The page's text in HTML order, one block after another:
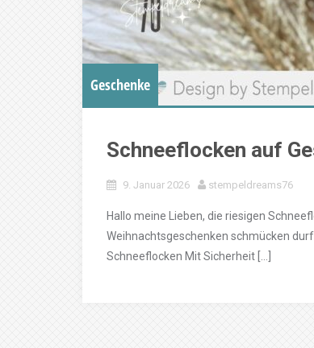
Geschenke
Schneeflocken auf
9. Januar 2026 stempeldreams76
Hallo meine Lieben, die riesigen
Weihnachtsgeschenken schmücken
Schneeflocken Mit Sicherheit […]